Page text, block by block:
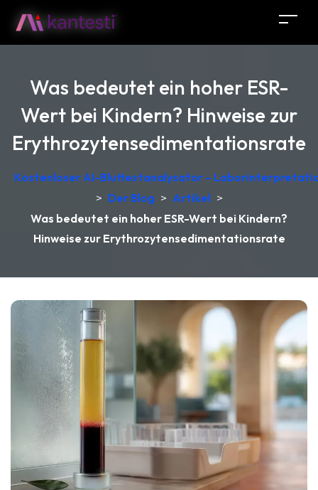
Was bedeutet ein hoher ESR-
Wert bei Kindern? Hinweise zur
Erythrozytensedimentationsrate
Kostenloser AI-Bluttestanalysator –
> Der Blog > Artikel >
Was bedeutet ein hoher ESR-Wert bei Kindern?
Hinweise zur Erythrozytensedimentationsrate